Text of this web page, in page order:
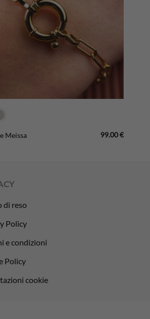
Meissa 99.00€
di reso
Policy
e condizioni
Policy
cookie